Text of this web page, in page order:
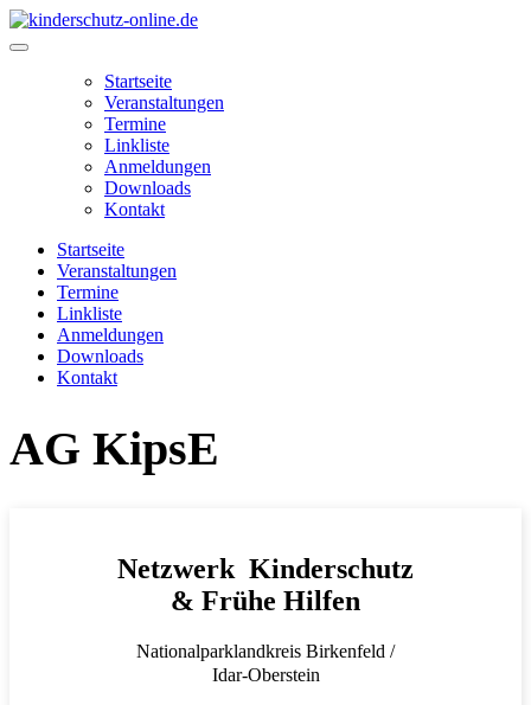
Zum
Inhalt
Main
Startseite
Veranstaltungen
Termine
Linkliste
Anmeldungen
Downloads
Kontakt
Startseite
Veranstaltungen
Termine
Linkliste
Anmeldungen
Downloads
Kontakt
AG KipsE
Netzwerk Kinderschutz
& Frühe Hilfen
Nationalparklandkreis Birkenfeld /
Idar-Oberstein